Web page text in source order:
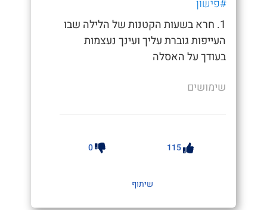
#פישון
1. חרא בשעות הקטנות של הלילה שבו
העייפות גוברת עליך ועינך נעצמות
בעודך על האסלה
שימושים
115
0
שיתוף